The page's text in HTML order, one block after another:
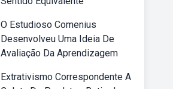
O Estudioso Comenius
Desenvolveu Uma Ideia De
Avaliação Da Aprendizagem
Extrativismo Correspondente A